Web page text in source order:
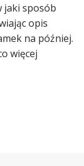
jaki sposób
opis
na później.
więcej